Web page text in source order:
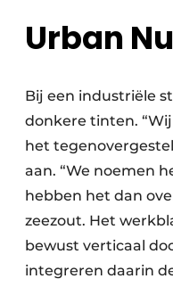
Urban
Bij een industriële
donkere tinten.
het
aan. “We noemen
hebben het dan
zeezout. Het
bewust verticaal
integreren daarin